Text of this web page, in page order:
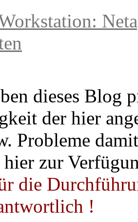
dieses Blog
der hier
Probleme
hier zur
die
!